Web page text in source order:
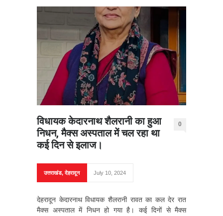
विधायक केदारनाथ शैलरानी का हुआ
निधन, मैक्स अस्पताल में चल रहा था
कई दिन से इलाज।
0
उत्तराखंड,देहरादून July 10, 2024
देहरादून केदारनाथ विधायक शैलरानी रावत का कल देर रात
मैक्स अस्पताल में निधन हो गया है। कई दिनों से मैक्स